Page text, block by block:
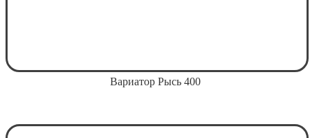
Вариатор Рысь 400